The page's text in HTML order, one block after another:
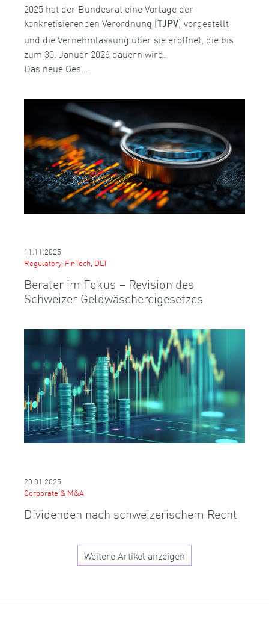
2025 hat der Bundesrat eine Vorlage der
konkretisierenden Verordnung (TJPV) vorgestellt
und die Vernehmlassung über sie eröffnet, die bis
zum 30. Januar 2026 dauern wird.
Das neue Ges…
11.11.2025
Regulatory, FinTech, DLT
Berater im Fokus – Revision des
Schweizer Geldwäschereigesetzes
20.01.2025
Corporate & M&A
Dividenden nach schweizerischem Recht
Weitere Artikel anzeigen